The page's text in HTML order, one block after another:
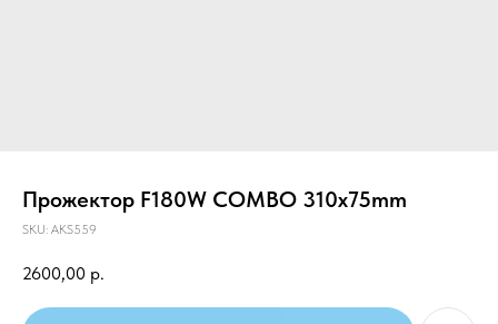
Прожектор F180W COMBO 310x75mm
SKU: AKS559
2600,00 р.